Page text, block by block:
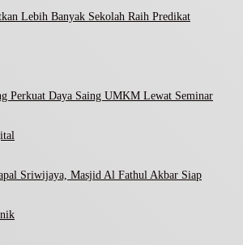
Lebih Banyak Sekolah Raih Predikat
Perkuat Daya Saing UMKM Lewat Seminar
Sriwijaya, Masjid Al Fathul Akbar Siap